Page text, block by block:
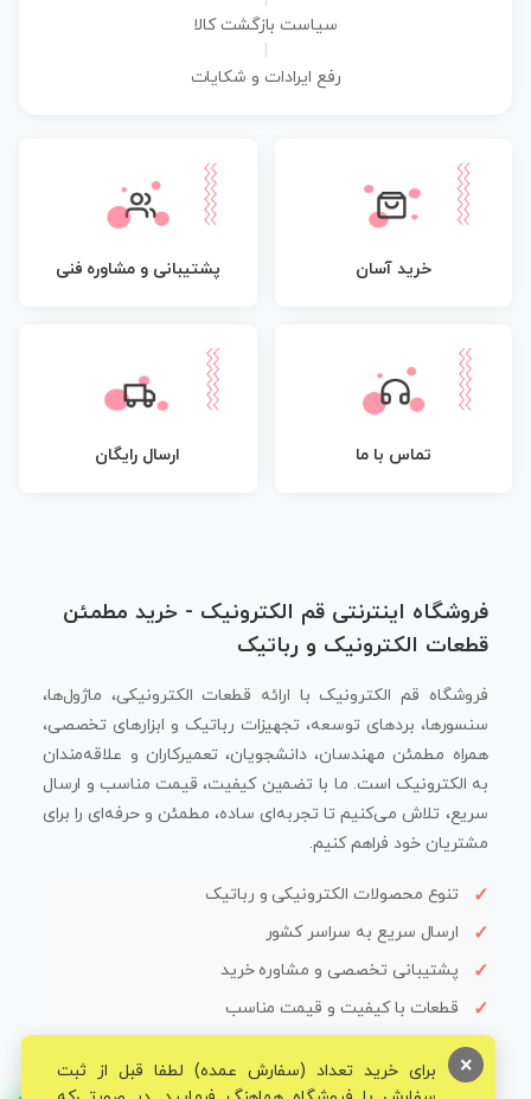
سیاست بازگشت کالا
رفع ایرادات و شکایات
خرید آسان پشتیبانی و مشاوره فنی
تماس با ما ارسال رایگان
فروشگاه اینترنتی قم الکترونیک - خرید مطمئن
قطعات الکترونیک و رباتیک
فروشگاه قم الکترونیک با ارائه قطعات الکترونیکی، ماژول‌ها،
سنسورها، بردهای توسعه، تجهیزات رباتیک و ابزارهای تخصصی،
همراه مطمئن مهندسان، دانشجویان، تعمیرکاران و علاقه‌مندان
به الکترونیک است. ما با تضمین کیفیت، قیمت مناسب و ارسال
سریع، تلاش می‌کنیم تا تجربه‌ای ساده، مطمئن و حرفه‌ای را برای
مشتریان خود فراهم کنیم.
تنوع محصولات الکترونیکی و رباتیک
ارسال سریع به سراسر کشور
پشتیبانی تخصصی و مشاوره خرید
قطعات با کیفیت و قیمت مناسب
برای خرید تعداد (سفارش عمده) لطفا قبل از ثبت
×